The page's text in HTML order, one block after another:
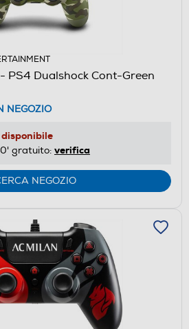
PS4 Dualshock Cont-Green
NEGOZIO
gratuito: verifica
NEGOZIO